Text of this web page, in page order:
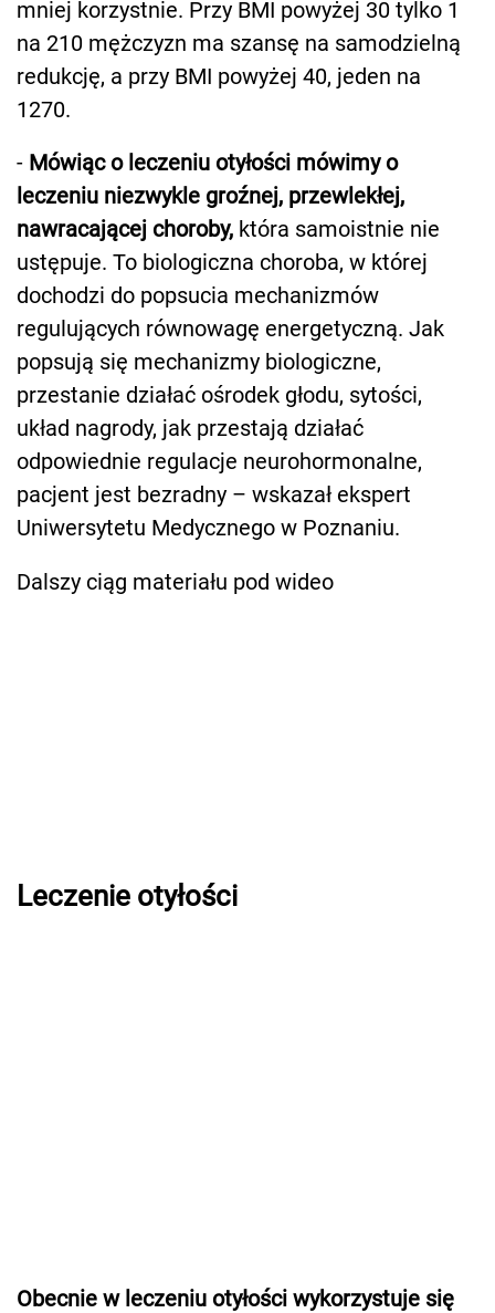
mniej korzystnie. Przy BMI powyżej 30 tylko 1
na 210 mężczyzn ma szansę na samodzielną
redukcję, a przy BMI powyżej 40, jeden na
1270.
- Mówiąc o leczeniu otyłości mówimy o
leczeniu niezwykle groźnej, przewlekłej,
nawracającej choroby, która samoistnie nie
ustępuje. To biologiczna choroba, w której
dochodzi do popsucia mechanizmów
regulujących równowagę energetyczną. Jak
popsują się mechanizmy biologiczne,
przestanie działać ośrodek głodu, sytości,
układ nagrody, jak przestają działać
odpowiednie regulacje neurohormonalne,
pacjent jest bezradny – wskazał ekspert
Uniwersytetu Medycznego w Poznaniu.
Dalszy ciąg materiału pod wideo
Leczenie otyłości
Obecnie w leczeniu otyłości wykorzystuje się